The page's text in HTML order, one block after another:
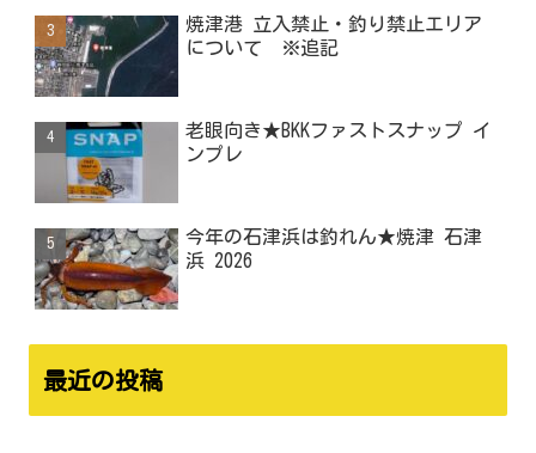
焼津港 立入禁止・釣り禁止エリア
について ※追記
老眼向き★BKKファストスナップ イ
ンプレ
今年の石津浜は釣れん★焼津 石津
浜 2026
最近の投稿